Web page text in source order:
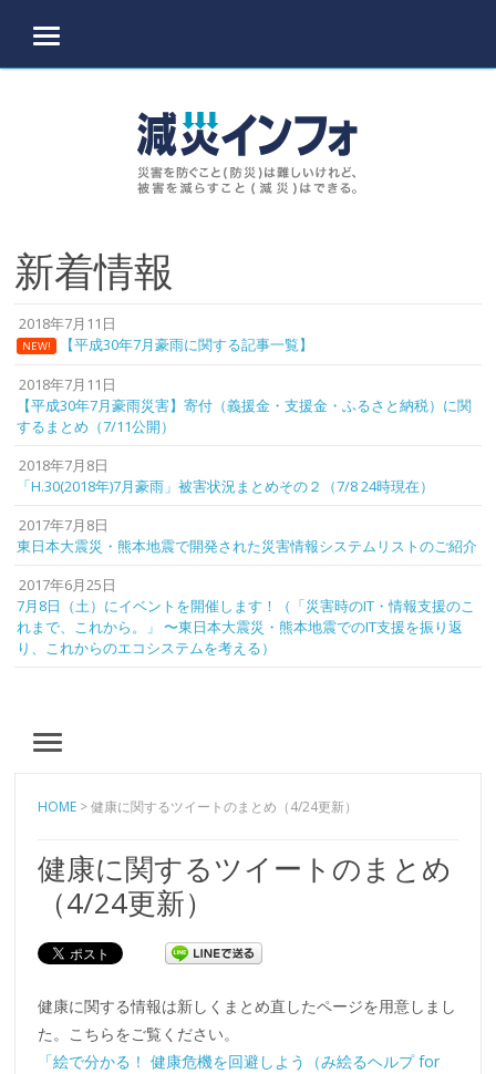
MENU
新着情報
2018年7月11日
NEW! 【平成30年7月豪雨に関する記事一覧】
2018年7月11日
【平成30年7月豪雨災害】寄付（義援金・支援金・ふるさと納税）に関
するまとめ（7/11公開）
2018年7月8日
「H.30(2018年)7月豪雨」被害状況まとめその２（7/8 24時現在）
2017年7月8日
東日本大震災・熊本地震で開発された災害情報システムリストのご紹介
2017年6月25日
7月8日（土）にイベントを開催します！（「災害時のIT・情報支援のこ
れまで、これから。」 〜東日本大震災・熊本地震でのIT支援を振り返
り、これからのエコシステムを考える）
MENU
HOME >健康に関するツイートのまとめ（4/24更新）
健康に関するツイートのまとめ
（4/24更新）
健康に関する情報は新しくまとめ直したページを用意しまし
た。こちらをご覧ください。
「絵で分かる！ 健康危機を回避しよう（み絵るヘルプ for